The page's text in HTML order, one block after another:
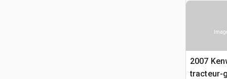
2007
tracteur-